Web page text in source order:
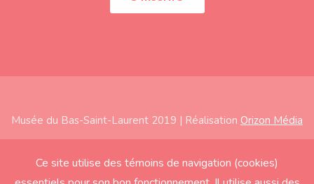
Musée du Bas-Saint-Laurent 2019 | Réalisation Orizon Média
Ce site utilise des témoins de navigation (cookies)
Subfooter
Accueil